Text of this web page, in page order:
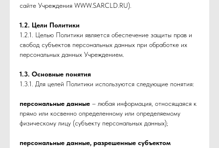
сайте Учреждения WWW.SARCLD.RU).
1.2. Цели Политики
1.2.1. Целью Политики является обеспечение защиты прав и
свобод субъектов персональных данных при обработке их
персональных данных Учреждением.
1.3. Основные понятия
1.3.1. Для целей Политики используются следующие понятия:
персональные данные – любая информация, относящаяся к
прямо или косвенно определенному или определяемому
физическому лицу (субъекту персональных данных);
персональные данные, разрешенные субъектом